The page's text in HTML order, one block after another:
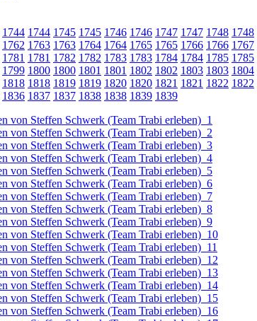
1744 1744 1745 1745 1746 1746 1747 1747 1748 1748
1762 1763 1763 1764 1764 1765 1765 1766 1766 1767
1781 1781 1782 1782 1783 1783 1784 1784 1785 1785
1799 1800 1800 1801 1801 1802 1802 1803 1803 1804
1818 1818 1819 1819 1820 1820 1821 1821 1822 1822
1836 1837 1837 1838 1838 1839 1839